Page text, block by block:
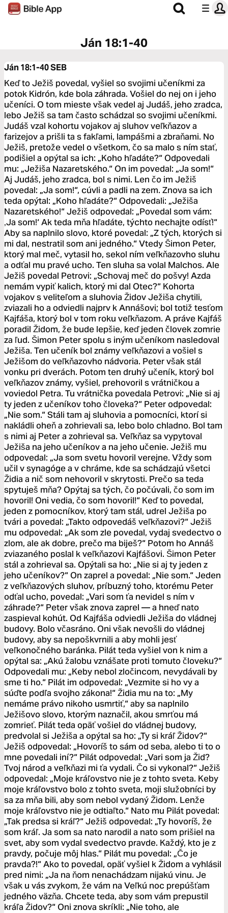
Ján 18:1-40
Ján 18:1-40SEB
Keď to Ježiš povedal, vyšiel so svojimi učeníkmi za
potok Kidrón, kde bola záhrada. Vošiel do nej on i jeho
učeníci. O tom mieste však vedel aj Judáš, jeho zradca,
lebo Ježiš sa tam často schádzal so svojimi učeníkmi.
Judáš vzal kohortu vojakov aj sluhov veľkňazov a
farizejov a prišli ta s fakľami, lampášmi a zbraňami. No
Ježiš, pretože vedel o všetkom, čo sa malo s ním stať,
podišiel a opýtal sa ich: „Koho hľadáte?“ Odpovedali
mu: „Ježiša Nazaretského.“ On im povedal: „Ja som!“
Aj Judáš, jeho zradca, bol s nimi. Len čo im Ježiš
povedal: „Ja som!“, cúvli a padli na zem. Znova sa ich
teda opýtal: „Koho hľadáte?“ Odpovedali: „Ježiša
Nazaretského!“ Ježiš odpovedal: „Povedal som vám:
‚Ja som!‘ Ak teda mňa hľadáte, týchto nechajte odísť!“
Aby sa naplnilo slovo, ktoré povedal: „Z tých, ktorých si
mi dal, nestratil som ani jedného.“ Vtedy Šimon Peter,
ktorý mal meč, vytasil ho, sekol ním veľkňazovho sluhu
a odťal mu pravé ucho. Ten sluha sa volal Malchos. Ale
Ježiš povedal Petrovi: „Schovaj meč do pošvy! Azda
nemám vypiť kalich, ktorý mi dal Otec?“ Kohorta
vojakov s veliteľom a sluhovia Židov Ježiša chytili,
zviazali ho a odviedli najprv k Annášovi; bol totiž tesťom
Kajfáša, ktorý bol v tom roku veľkňazom. A práve Kajfáš
poradil Židom, že bude lepšie, keď jeden človek zomrie
za ľud. Šimon Peter spolu s iným učeníkom nasledoval
Ježiša. Ten učeník bol známy veľkňazovi a vošiel s
Ježišom do veľkňazovho nádvoria. Peter však stál
vonku pri dverách. Potom ten druhý učeník, ktorý bol
veľkňazov známy, vyšiel, prehovoril s vrátničkou a
voviedol Petra. Tu vrátnička povedala Petrovi: „Nie si aj
ty jeden z učeníkov toho človeka?“ Peter odpovedal:
„Nie som.“ Stáli tam aj sluhovia a pomocníci, ktorí si
nakládli oheň a zohrievali sa, lebo bolo chladno. Bol tam
s nimi aj Peter a zohrieval sa. Veľkňaz sa vypytoval
Ježiša na jeho učeníkov a na jeho učenie. Ježiš mu
odpovedal: „Ja som svetu hovoril verejne. Vždy som
učil v synagóge a v chráme, kde sa schádzajú všetci
Židia a nič som nehovoril v skrytosti. Prečo sa teda
spytuješ mňa? Opýtaj sa tých, čo počúvali, čo som im
hovoril! Oni vedia, čo som hovoril!“ Keď to povedal,
jeden z pomocníkov, ktorý tam stál, udrel Ježiša po
tvári a povedal: „Takto odpovedáš veľkňazovi?“ Ježiš
mu odpovedal: „Ak som zle povedal, vydaj svedectvo o
zlom, ale ak dobre, prečo ma biješ?“ Potom ho Annáš
zviazaného poslal k veľkňazovi Kajfášovi. Šimon Peter
stál a zohrieval sa. Opýtali sa ho: „Nie si aj ty jeden z
jeho učeníkov?“ On zaprel a povedal: „Nie som.“ Jeden
z veľkňazových sluhov, príbuzný toho, ktorému Peter
odťal ucho, povedal: „Vari som ťa nevidel s ním v
záhrade?“ Peter však znova zaprel — a hneď nato
zaspieval kohút. Od Kajfáša odviedli Ježiša do vládnej
budovy. Bolo včasráno. Oni však nevošli do vládnej
budovy, aby sa nepoškvrnili a aby mohli jesť
veľkonočného baránka. Pilát teda vyšiel von k nim a
opýtal sa: „Akú žalobu vznášate proti tomuto človeku?“
Odpovedali mu: „Keby nebol zločincom, nevydávali by
sme ti ho.“ Pilát im odpovedal: „Vezmite si ho vy a
súďte podľa svojho zákona!“ Židia mu na to: „My
nemáme právo nikoho usmrtiť,“ aby sa naplnilo
Ježišovo slovo, ktorým naznačil, akou smrťou má
zomrieť. Pilát teda opäť vošiel do vládnej budovy,
predvolal si Ježiša a opýtal sa ho: „Ty si kráľ Židov?“
Ježiš odpovedal: „Hovoríš to sám od seba, alebo ti to o
mne povedali iní?“ Pilát odpovedal: „Vari som ja Žid?
Tvoj národ a veľkňazi mi ťa vydali. Čo si vykonal?“ Ježiš
odpovedal: „Moje kráľovstvo nie je z tohto sveta. Keby
moje kráľovstvo bolo z tohto sveta, moji služobníci by
sa za mňa bili, aby som nebol vydaný Židom. Lenže
moje kráľovstvo nie je odtiaľto.“ Nato mu Pilát povedal:
„Tak predsa si kráľ?“ Ježiš odpovedal: „Ty hovoríš, že
som kráľ. Ja som sa nato narodil a nato som prišiel na
svet, aby som vydal svedectvo pravde. Každý, kto je z
pravdy, počuje môj hlas.“ Pilát mu povedal: „Čo je
pravda?!“ Ako to povedal, opäť vyšiel k Židom a vyhlásil
pred nimi: „Ja na ňom nenachádzam nijakú vinu. Je
však u vás zvykom, že vám na Veľkú noc prepúšťam
jedného väzňa. Chcete teda, aby som vám prepustil
kráľa Židov?“ Oni znova skríkli: „Nie toho, ale